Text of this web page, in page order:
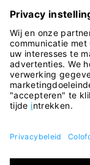
VOLG ONS